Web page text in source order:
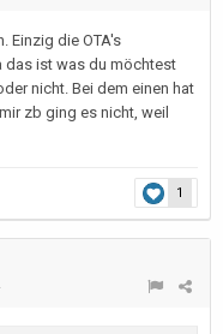
Einzig die OTA's
das ist was du möchtest
nicht. Bei dem einen hat
zb ging es nicht, weil
1